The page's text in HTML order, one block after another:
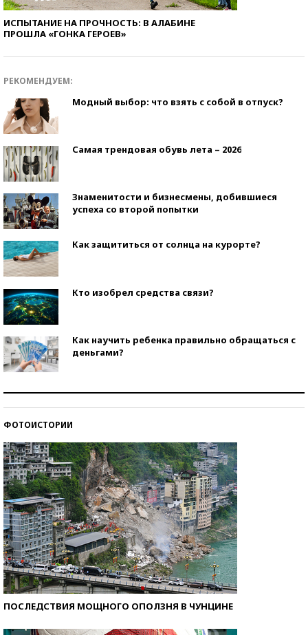
ИСПЫТАНИЕ НА ПРОЧНОСТЬ: В АЛАБИНЕ
ПРОШЛА «ГОНКА ГЕРОЕВ»
РЕКОМЕНДУЕМ:
Модный выбор: что взять с собой в отпуск?
Самая трендовая обувь лета – 2026
Знаменитости и бизнесмены, добившиеся
успеха со второй попытки
Как защититься от солнца на курорте?
Кто изобрел средства связи?
Как научить ребенка правильно обращаться с
деньгами?
ФОТОИСТОРИИ
ПОСЛЕДСТВИЯ МОЩНОГО ОПОЛЗНЯ В ЧУНЦИНЕ